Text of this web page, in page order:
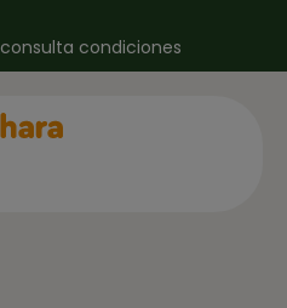
consulta condiciones